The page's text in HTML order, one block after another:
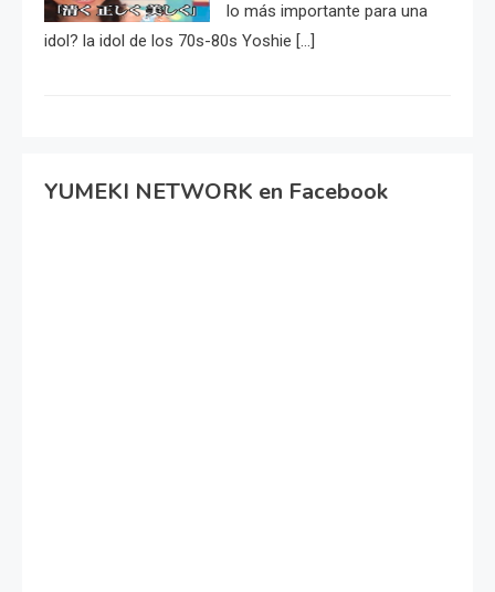
lo más importante para una
idol? la idol de los 70s-80s Yoshie […]
YUMEKI NETWORK en Facebook